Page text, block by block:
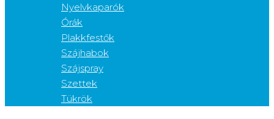
Nyelvkaparók
Órák
Plakkfestők
Szájhabok
Szájspray
Szettek
Tükrök